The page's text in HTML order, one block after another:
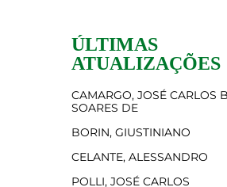
ÚLTIMAS
ATUALIZAÇÕES
CAMARGO, JOSÉ CARLOS
SOARES DE
BORIN, GIUSTINIANO
CELANTE, ALESSANDRO
POLLI, JOSÉ CARLOS